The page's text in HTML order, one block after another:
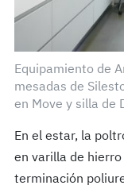
Equipamiento de
mesadas de
en Move y silla de
En el estar, la
en varilla de
terminación